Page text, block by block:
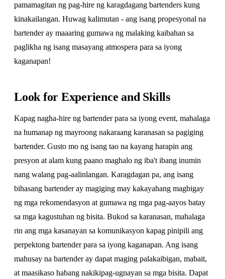
pamamagitan ng pag-hire ng karagdagang bartenders kung
kinakailangan. Huwag kalimutan - ang isang propesyonal na
bartender ay maaaring gumawa ng malaking kaibahan sa
paglikha ng isang masayang atmospera para sa iyong
kaganapan!
Look for Experience and Skills
Kapag nagha-hire ng bartender para sa iyong event, mahalaga
na humanap ng mayroong nakaraang karanasan sa pagiging
bartender. Gusto mo ng isang tao na kayang harapin ang
presyon at alam kung paano maghalo ng iba't ibang inumin
nang walang pag-aalinlangan. Karagdagan pa, ang isang
bihasang bartender ay magiging may kakayahang magbigay
ng mga rekomendasyon at gumawa ng mga pag-aayos batay
sa mga kagustuhan ng bisita. Bukod sa karanasan, mahalaga
rin ang mga kasanayan sa komunikasyon kapag pinipili ang
perpektong bartender para sa iyong kaganapan. Ang isang
mahusay na bartender ay dapat maging palakaibigan, mabait,
at maasikaso habang nakikipag-ugnayan sa mga bisita. Dapat